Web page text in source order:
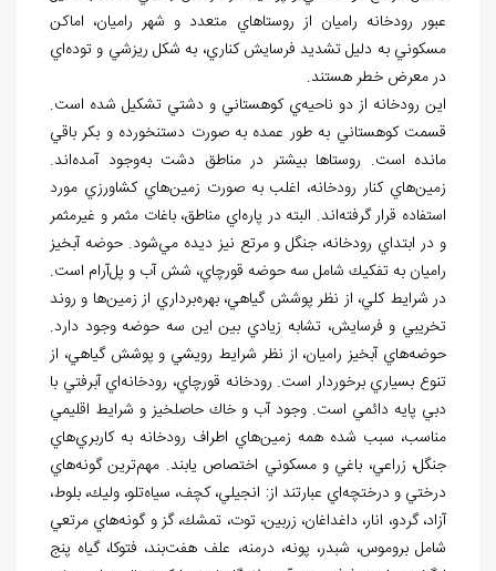
عبور رودخانه راميان از روستاهاي متعدد و شهر راميان، اماكن
مسكوني به دليل تشديد فرسايش كناري، به شكل ريزشي و تودهاي
در معرض خطر هستند.
اين رودخانه از دو ناحيهي كوهستاني و دشتي تشکيل شده است.
قسمت كوهستاني بهطور عمده به صورت دست‏نخورده و بكر باقي
مانده است. روستاها بيشتر در مناطق دشت بهوجود آمدهاند.
زمينهاي كنار رودخانه، اغلب به صورت زمينهاي كشاورزي مورد
استفاده قرار گرفتهاند. البته در پارهاي مناطق، باغات مثمر و غيرمثمر
و در ابتداي رودخانه، جنگل و مرتع نيز ديده ميشود. حوضه آبخيز
راميان به تفكيك شامل سه حوضه قورچاي، شش آب و پلآرام است.
در شرايط کلي، از نظر پوشش گياهي، بهرهبرداري از زمينها و روند
تخريبي و فرسايش، تشابه زيادي بين اين سه حوضه وجود دارد.
حوضههاي آبخيز راميان، از نظر شرايط رويشي و پوشش گياهي، از
تنوع بسياري برخوردار است. رودخانه قورچاي، رودخانهاي آبرفتي با
دبي پايه دائمي است. وجود آب و خاك حاصلخيز و شرايط اقليمي
مناسب، سبب شده همه زمينهاي اطراف رودخانه به كاربريهاي
جنگل، زراعي، باغي و مسكوني اختصاص يابند. مهمترين گونههاي
درختي و درختچهاي عبارتند از: انجيلي، كچف، سياهتلو، وليك، بلوط،
آزاد، گردو، انار، داغداغان، زربين، توت، تمشك، گز و گونههاي مرتعي
شامل بروموس، شبدر، پونه، درمنه، علف هفتبند، فتوكا، گياه پنج